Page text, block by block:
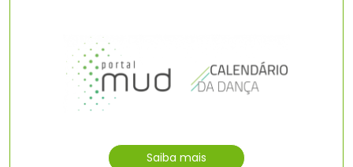
Saiba mais